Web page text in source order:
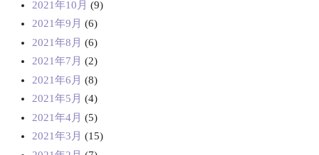
2021年10月 (9)
2021年9月 (6)
2021年8月 (6)
2021年7月 (2)
2021年6月 (8)
2021年5月 (4)
2021年4月 (5)
2021年3月 (15)